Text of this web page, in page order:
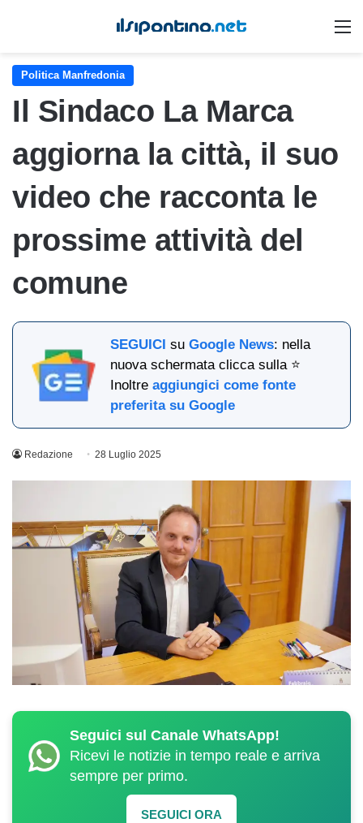
Politica Manfredonia
Il Sindaco La Marca
aggiorna la città, il suo
video che racconta le
prossime attività del
comune
SEGUICI suGoogle News: nella
nuova schermata clicca sulla ⭐
Inoltreaggiungici come fonte
preferita su Google
Redazione 28 Luglio 2025
Seguici sul Canale WhatsApp!
Ricevi le notizie in tempo reale e arriva
sempre per primo.
SEGUICI ORA